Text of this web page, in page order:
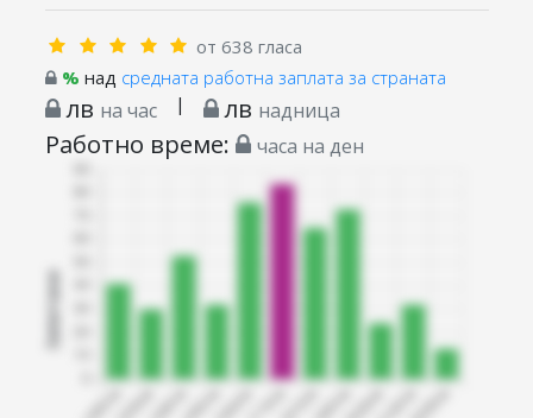
от 638 гласа
% над средната работна заплата за страната
лв на час | лв надница
Работно време: часа на ден